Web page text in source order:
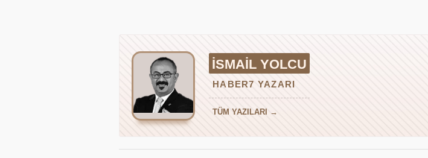
İSMAIL YOLCU
HABER7 YAZARI
TÜM YAZILARI →